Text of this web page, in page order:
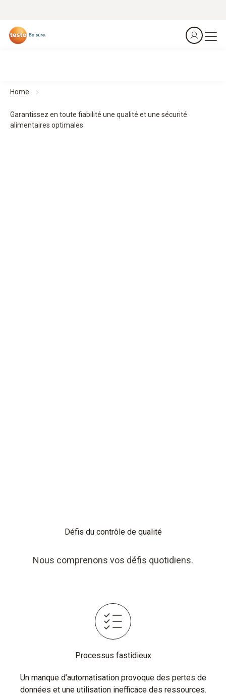
Home
Garantissez en toute fiabilité une qualité et une sécurité
alimentaires optimales
Défis du contrôle de qualité
Nous comprenons vos défis quotidiens.
Processus fastidieux
Un manque d’automatisation provoque des pertes de
données et une utilisation inefficace des ressources.